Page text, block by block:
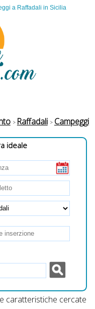
a Raffadali in Sicilia
Raffadali Campeggi
ideale
caratteristiche cercate